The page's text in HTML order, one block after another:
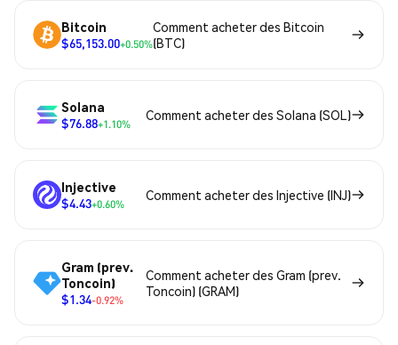
Bitcoin
$65,153.00+0.50%
Comment acheter des Bitcoin
(BTC)
Solana
$76.88+1.10%
Comment acheter des Solana (SOL)
Injective
$4.43+0.60%
Comment acheter des Injective (INJ)
Gram (prev.
Toncoin)
$1.34-0.92%
Comment acheter des Gram (prev.
Toncoin) (GRAM)